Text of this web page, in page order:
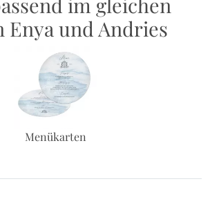
Enya und Andries
Menükarten